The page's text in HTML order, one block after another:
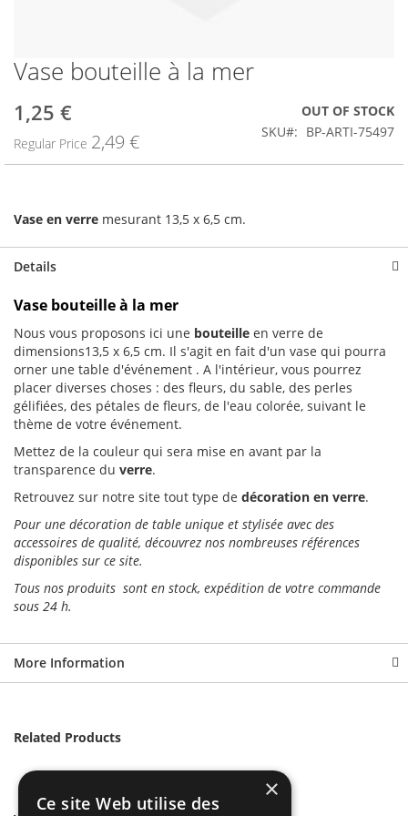
Skip
to
the
beginning
of
Vase bouteille à la mer
Special
Price
1,25 €
Regular Price 2,49 €
OUT OF STOCK
SKU
BP-ARTI-75497
Vase en verre mesurant 13,5 x 6,5 cm.
Details
Vase bouteille à la mer
Nous vous proposons ici une bouteille en verre de
dimensions13,5 x 6,5 cm. Il s'agit en fait d'un vase qui pourra
orner une table d'événement . A l'intérieur, vous pourrez
placer diverses choses : des fleurs, du sable, des perles
gélifiées, des pétales de fleurs, de l'eau colorée, suivant le
thème de votre événement.
Mettez de la couleur qui sera mise en avant par la
transparence du verre.
Retrouvez sur notre site tout type de décoration en verre.
Pour une décoration de table unique et stylisée avec des
accessoires de qualité, découvrez nos nombreuses références
disponibles sur ce site.
Tous nos produits sont en stock, expédition de votre commande
sous 24 h.
More Information
Related Products
×
Ce site Web utilise des